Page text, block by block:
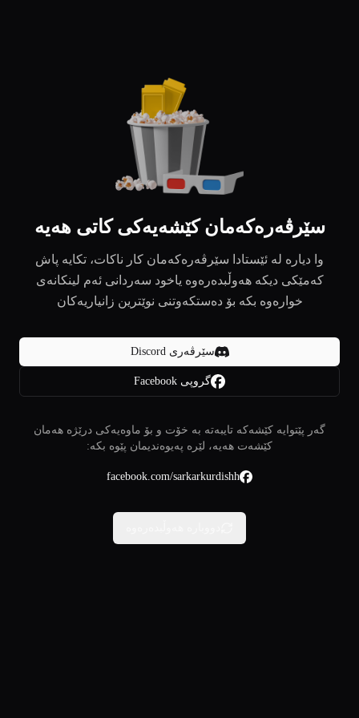
سێرڤەرەکەمان کێشەیەکی کاتی هەیە
وا دیارە لە ئێستادا سێرڤەرەکەمان کار ناکات، تکایە پاش
کەمێکی دیکە هەوڵبدەرەوە یاخود سەردانی ئەم لینکانەی
خوارەوە بکە بۆ دەستکەوتنی نوێترین زانیاریەکان
سێرڤەری Discord
گروپی Facebook
گەر پێتوایە کێشەکە تایبەتە بە خۆت و بۆ ماوەیەکی درێژە هەمان
کێشەت هەیە، لێرە پەیوەندیمان پێوە بکە:
facebook.com/sarkarkurdishh